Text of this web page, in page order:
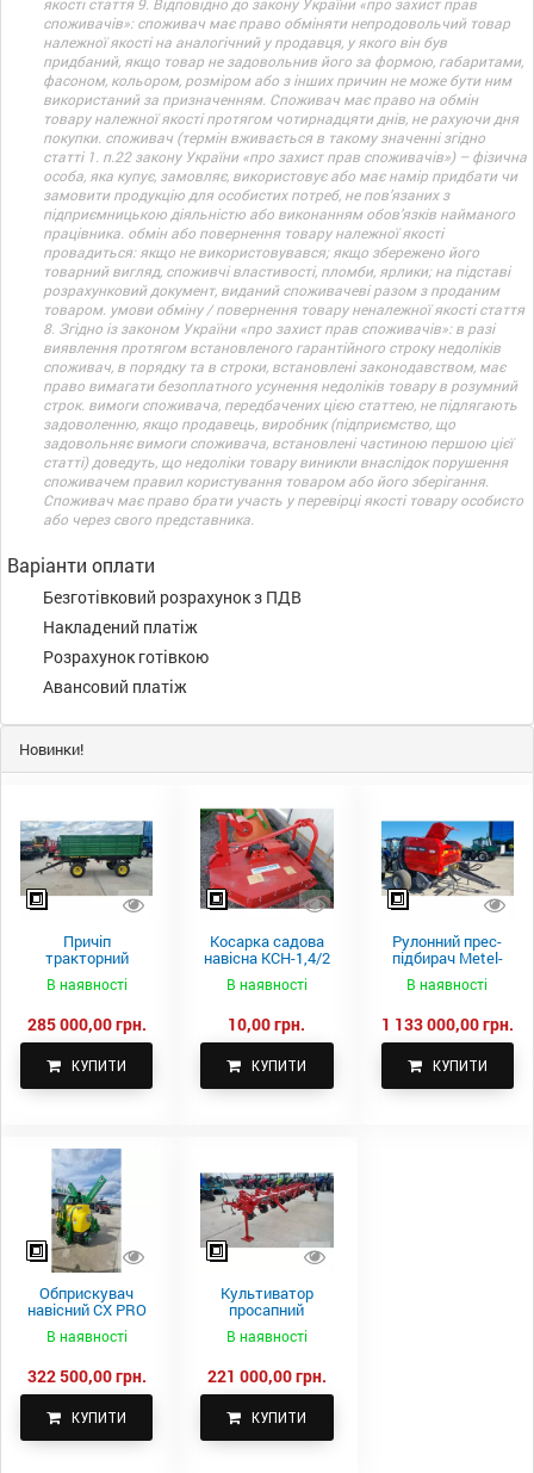
споживачів»: споживач має право обміняти непродовольчий товар
належної якості на аналогічний у продавця, у якого він був
придбаний, якщо товар не задовольнив його за формою, габаритами,
фасоном, кольором, розміром або з інших причин не може бути ним
використаний за призначенням. Споживач має право на обмін
товару належної якості протягом чотирнадцяти днів, не рахуючи дня
покупки. споживач (термін вживається в такому значенні згідно
статті 1. п.22 закону України «про захист прав споживачів») – фізична
особа, яка купує, замовляє, використовує або має намір придбати чи
замовити продукцію для особистих потреб, не пов’язаних з
підприємницькою діяльністю або виконанням обов’язків найманого
працівника. обмін або повернення товару належної якості
провадиться: якщо не використовувався; якщо збережено його
товарний вигляд, споживчі властивості, пломби, ярлики; на підставі
розрахунковий документ, виданий споживачеві разом з проданим
товаром. умови обміну / повернення товару неналежної якості стаття
8. Згідно із законом України «про захист прав споживачів»: в разі
виявлення протягом встановленого гарантійного строку недоліків
споживач, в порядку та в строки, встановлені законодавством, має
право вимагати безоплатного усунення недоліків товару в розумний
строк. вимоги споживача, передбачених цією статтею, не підлягають
задоволенню, якщо продавець, виробник (підприємство, що
задовольняє вимоги споживача, встановлені частиною першою цієї
статті) доведуть, що недоліки товару виникли внаслідок порушення
споживачем правил користування товаром або його зберігання.
Споживач має право брати участь у перевірці якості товару особисто
або через свого представника.
Варіанти оплати
Безготівковий розрахунок з ПДВ
Накладений платіж
Розрахунок готівкою
Авансовий платіж
Новинки!
Причіп
тракторний
самоскидний
Spike 2 ПТС-4
В наявності
285 000,00 грн.
КУПИТИ
Косарка садова
навісна КСН-1,4/2
В наявності
10,00 грн.
КУПИТИ
Рулонний прес-
підбирач Metel-
Fach Z 587
В наявності
1 133 000,00 грн.
КУПИТИ
Обприскувач
навісний CX PRO
В наявності
322 500,00 грн.
КУПИТИ
Культиватор
просапний
КПН-5,6-05
В наявності
221 000,00 грн.
КУПИТИ